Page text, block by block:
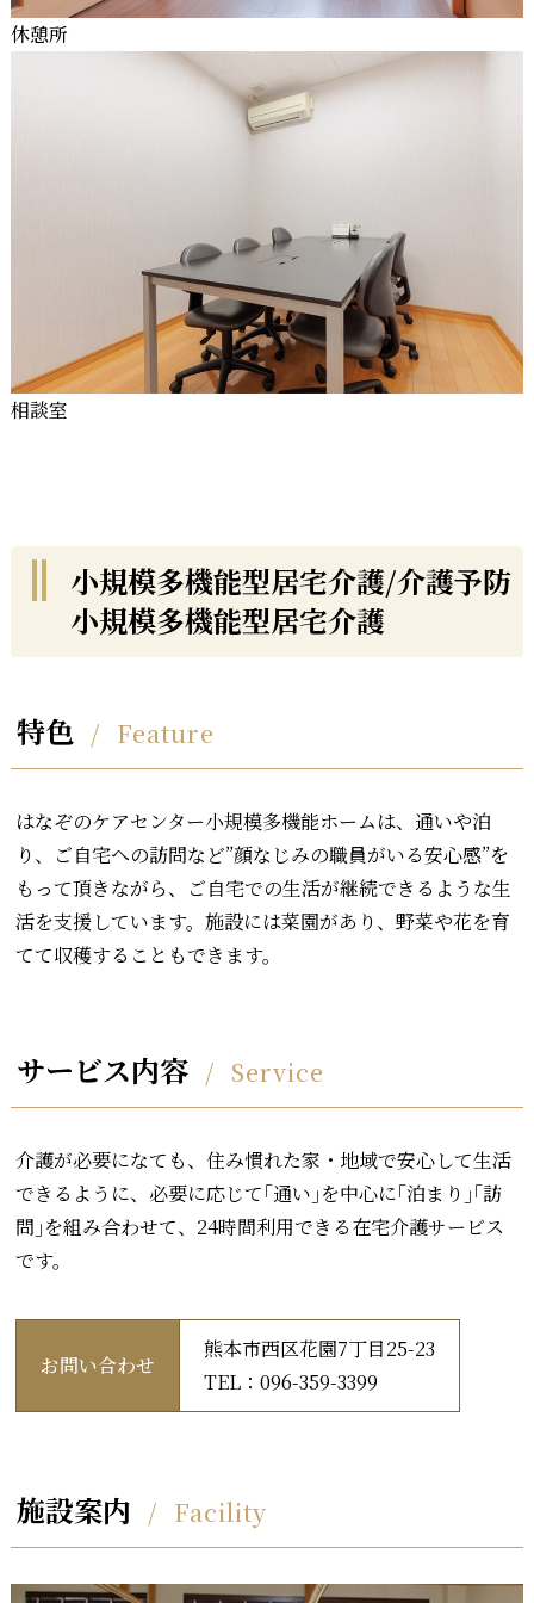
休憩所
相談室
小規模多機能型居宅介護/介護予防
小規模多機能型居宅介護
特色 Feature
はなぞのケアセンター小規模多機能ホームは、通いや泊
り、ご自宅への訪問など”顔なじみの職員がいる安心感”を
もって頂きながら、ご自宅での生活が継続できるような生
活を支援しています。施設には菜園があり、野菜や花を育
てて収穫することもできます。
サービス内容 Service
介護が必要になても、住み慣れた家・地域で安心して生活
できるように、必要に応じて｢通い｣を中心に｢泊まり｣｢訪
問｣を組み合わせて、24時間利用できる在宅介護サービス
です。
お問い合わせ
熊本市西区花園7丁目25-23
TEL：096-359-3399
施設案内 Facility